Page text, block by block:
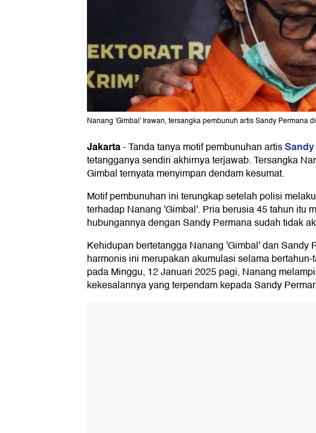
Nanang 'Gimbal' Irawan, tersangka pembunuh artis Sandy Permana
Jakarta-Tanda tanya motif pembunuhan artis
tetangganya sendiri akhirnya terjawab. Tersangka
Gimbal ternyata menyimpan dendam kesumat.
Motif pembunuhan ini terungkap setelah polisi
terhadap Nanang 'Gimbal'. Pria berusia 45 tahun itu
hubungannya dengan Sandy Permana sudah tidak
Kehidupan bertetangga Nanang 'Gimbal' dan Sandy
harmonis ini merupakan akumulasi selama
pada Minggu, 12 Januari 2025 pagi, Nanang
kekesalannya yang terpendam kepada Sandy